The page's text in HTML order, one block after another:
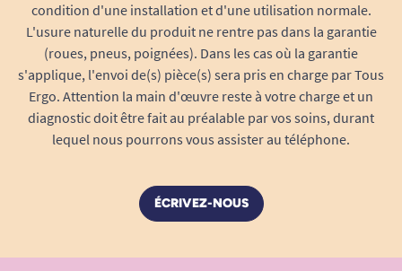
condition d'une installation et d'une utilisation normale.
L'usure naturelle du produit ne rentre pas dans la garantie
(roues, pneus, poignées). Dans les cas où la garantie
s'applique, l'envoi de(s) pièce(s) sera pris en charge par Tous
Ergo. Attention la main d'œuvre reste à votre charge et un
diagnostic doit être fait au préalable par vos soins, durant
lequel nous pourrons vous assister au téléphone.
ÉCRIVEZ-NOUS